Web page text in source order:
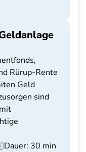
Rürup-Rente
Geld
sind
Dauer: 30 min